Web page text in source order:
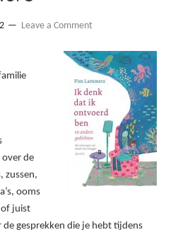
Leave a Comment
de
zussen,
ooms
of juist
gesprekken die je hebt tijdens